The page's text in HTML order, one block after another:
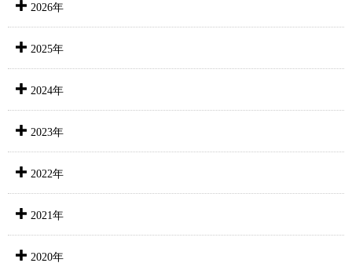
2026年
2025年
2024年
2023年
2022年
2021年
2020年